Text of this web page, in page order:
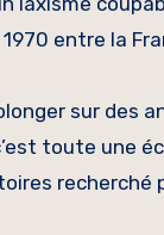
entre la
sur des
toute une
recherché